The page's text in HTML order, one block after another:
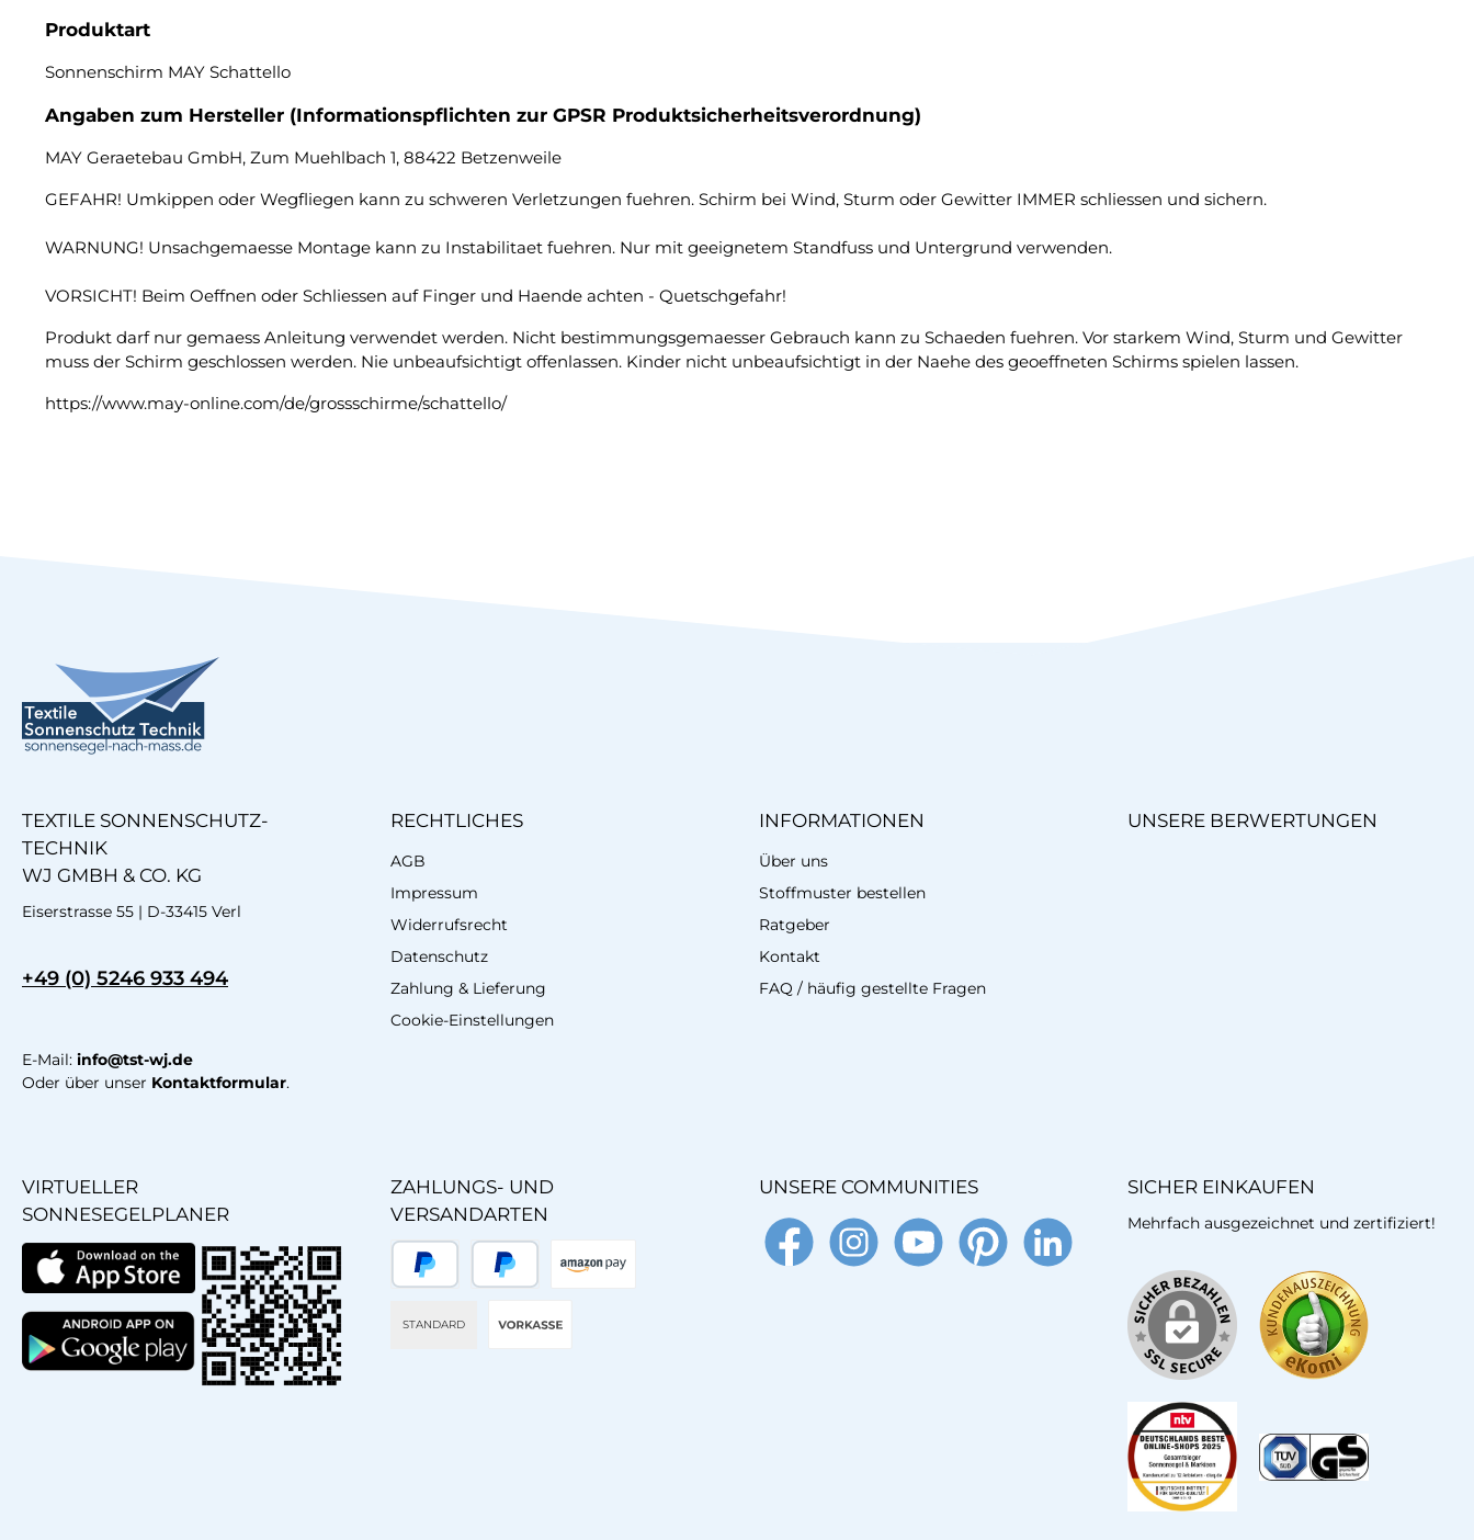
Produktart
Sonnenschirm MAY Schattello
Angaben zum Hersteller (Informationspflichten zur GPSR Produktsicherheitsverordnung)
MAY Geraetebau GmbH, Zum Muehlbach 1, 88422 Betzenweile
GEFAHR! Umkippen oder Wegfliegen kann zu schweren Verletzungen fuehren. Schirm bei Wind, Sturm oder Gewitter IMMER schliessen und sichern.
WARNUNG! Unsachgemaesse Montage kann zu Instabilitaet fuehren. Nur mit geeignetem Standfuss und Untergrund verwenden.
VORSICHT! Beim Oeffnen oder Schliessen auf Finger und Haende achten - Quetschgefahr!
Produkt darf nur gemaess Anleitung verwendet werden. Nicht bestimmungsgemaesser Gebrauch kann zu Schaeden fuehren. Vor starkem Wind, Sturm und Gewitter
muss der Schirm geschlossen werden. Nie unbeaufsichtigt offenlassen. Kinder nicht unbeaufsichtigt in der Naehe des geoeffneten Schirms spielen lassen.
https://www.may-online.com/de/grossschirme/schattello/
TEXTILE SONNENSCHUTZ-
TECHNIK
WJ GMBH & CO. KG
Eiserstrasse 55 | D-33415 Verl
+49 (0) 5246 933 494
E-Mail: info@tst-wj.de
Oder über unser Kontaktformular.
RECHTLICHES
AGB
Impressum
Widerrufsrecht
Datenschutz
Zahlung & Lieferung
Cookie-Einstellungen
INFORMATIONEN
Über uns
Stoffmuster bestellen
Ratgeber
Kontakt
FAQ / häufig gestellte Fragen
UNSERE BERWERTUNGEN
VIRTUELLER
SONNESEGELPLANER
ZAHLUNGS- UND
VERSANDARTEN
STANDARD
UNSERE COMMUNITIES
FacebookInstagramYouTube Pinterest LinkedIn
SICHER EINKAUFEN
Mehrfach ausgezeichnet und zertifiziert!